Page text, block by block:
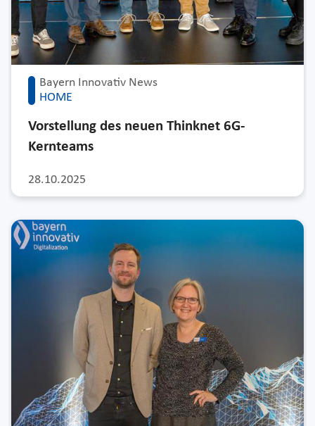
Bayern Innovativ News
HOME
28.10.2025
Vorstellung des neuen Thinknet 6G-
Kernteams